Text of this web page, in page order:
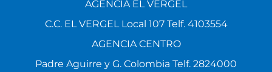
AGENCIA EL VERGEL
C.C. EL VERGEL Local 107 Telf. 4103554
AGENCIA CENTRO
Padre Aguirre y G. Colombia Telf. 2824000